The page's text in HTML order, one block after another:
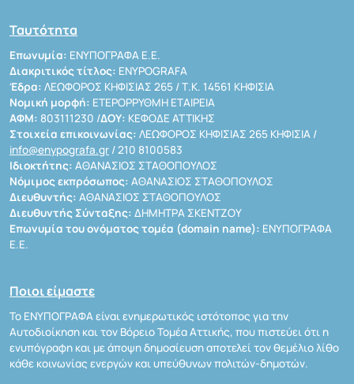
Ταυτότητα
Επωνυμία: ΕΝΥΠΟΓΡΑΦΑ Ε.Ε.
Διακριτικός τίτλος: ENYPOGRAFA
Έδρα: ΛΕΩΦΟΡΟΣ ΚΗΦΙΣΙΑΣ 265 / Τ.Κ. 14561 ΚΗΦΙΣΙΑ
Νομική μορφή: ΕΤΕΡΟΡΡΥΘΜΗ ΕΤΑΙΡΕΙΑ
ΑΦΜ: 803111230 /ΔΟΥ: ΚΕΦΟΔΕ ΑΤΤΙΚΗΣ
Στοιχεία επικοινωνίας: ΛΕΩΦΟΡΟΣ ΚΗΦΙΣΙΑΣ 265 ΚΗΦΙΣΙΑ /
info@enypografa.gr / 210 8100583
Ιδιοκτήτης: ΑΘΑΝΑΣΙΟΣ ΣΤΑΘΟΠΟΥΛΟΣ
Νόμιμος εκπρόσωπος: ΑΘΑΝΑΣΙΟΣ ΣΤΑΘΟΠΟΥΛΟΣ
Διευθυντής: ΑΘΑΝΑΣΙΟΣ ΣΤΑΘΟΠΟΥΛΟΣ
Διευθυντής Σύνταξης: ΔΗΜΗΤΡΑ ΣΚΕΝΤΖΟΥ
Επωνυμία του ονόματος τομέα (domain name): ΕΝΥΠΟΓΡΑΦΑ
Ε.Ε.
Ποιοι είμαστε
Το ΕΝΥΠΟΓΡΑΦΑ είναι ενημερωτικός ιστότοπος για την
Αυτοδιοίκηση και τον Βόρειο Τομέα Αττικής, που πιστεύει ότι η
ενυπόγραφη και με άποψη δημοσίευση αποτελεί τον θεμέλιο λίθο
κάθε κοινωνίας ενεργών και υπεύθυνων πολιτών-δημοτών.